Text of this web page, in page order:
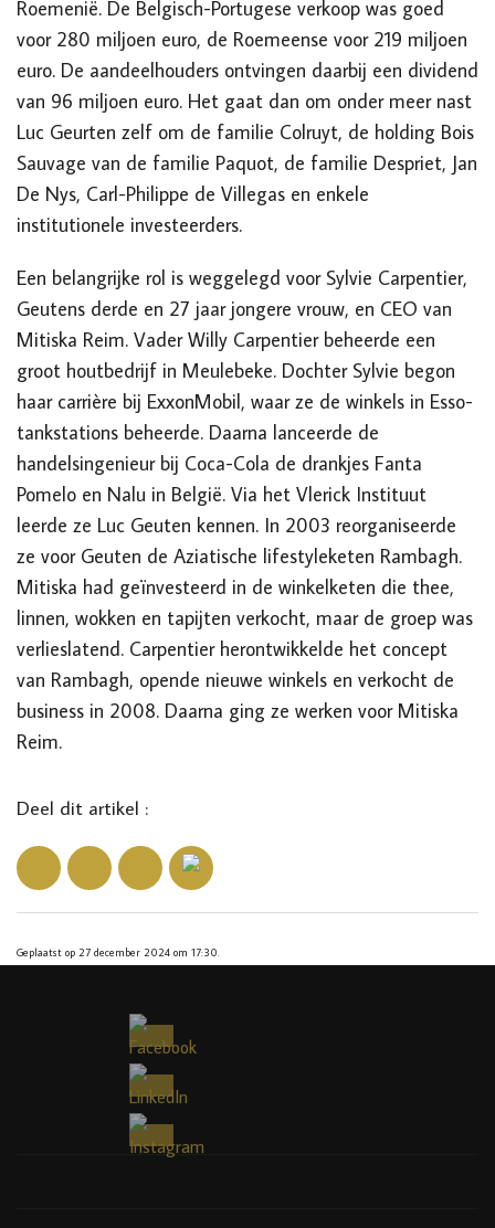
Roemenië. De Belgisch-Portugese verkoop was goed
voor 280 miljoen euro, de Roemeense voor 219 miljoen
euro. De aandeelhouders ontvingen daarbij een dividend
van 96 miljoen euro. Het gaat dan om onder meer nast
Luc Geurten zelf om de familie Colruyt, de holding Bois
Sauvage van de familie Paquot, de familie Despriet, Jan
De Nys, Carl-Philippe de Villegas en enkele
institutionele investeerders.
Een belangrijke rol is weggelegd voor Sylvie Carpentier,
Geutens derde en 27 jaar jongere vrouw, en CEO van
Mitiska Reim. Vader Willy Carpentier beheerde een
groot houtbedrijf in Meulebeke. Dochter Sylvie begon
haar carrière bij ExxonMobil, waar ze de winkels in Esso-
tankstations beheerde. Daarna lanceerde de
handelsingenieur bij Coca-Cola de drankjes Fanta
Pomelo en Nalu in België. Via het Vlerick Instituut
leerde ze Luc Geuten kennen. In 2003 reorganiseerde
ze voor Geuten de Aziatische lifestyleketen Rambagh.
Mitiska had geïnvesteerd in de winkelketen die thee,
linnen, wokken en tapijten verkocht, maar de groep was
verlieslatend. Carpentier herontwikkelde het concept
van Rambagh, opende nieuwe winkels en verkocht de
business in 2008. Daarna ging ze werken voor Mitiska
Reim.
Deel dit artikel :
Geplaatst op 27 december 2024 om 17:30.